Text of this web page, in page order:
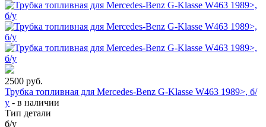
2500 руб.
Трубка топливная для Mercedes-Benz G-Klasse W463 1989>, б/
у - в наличии
Тип детали
б/у